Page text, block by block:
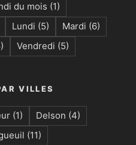
du mois (1)
Lundi (5) Mardi (6)
Vendredi (5)
VILLES
(1) Delson (4)
(11)